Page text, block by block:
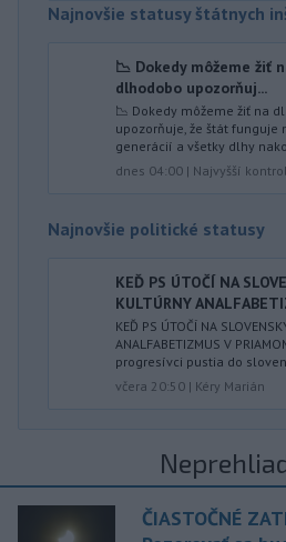
Najnovšie statusy štátnych
📉 Dokedy môžeme žiť
dlhodobo upozorňuj...
📉 Dokedy môžeme žiť na
upozorňuje, že štát funguje
generácií a všetky dlhy
dnes 04:00 | Najvyšší
Najnovšie politické statusy
KEĎ PS ÚTOČÍ NA
KULTÚRNY
KEĎ PS ÚTOČÍ NA
ANALFABETIZMUS V
progresívci pustia do
včera 20:50 | Kéry Marián
ČIASTOČNÉ